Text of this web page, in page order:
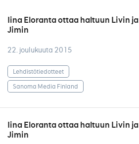
Iina Eloranta ottaa haltuun Livin ja
Jimin
22. joulukuuta 2015
Lehdistötiedotteet
Sanoma Media Finland
Iina Eloranta ottaa haltuun Livin ja
Jimin